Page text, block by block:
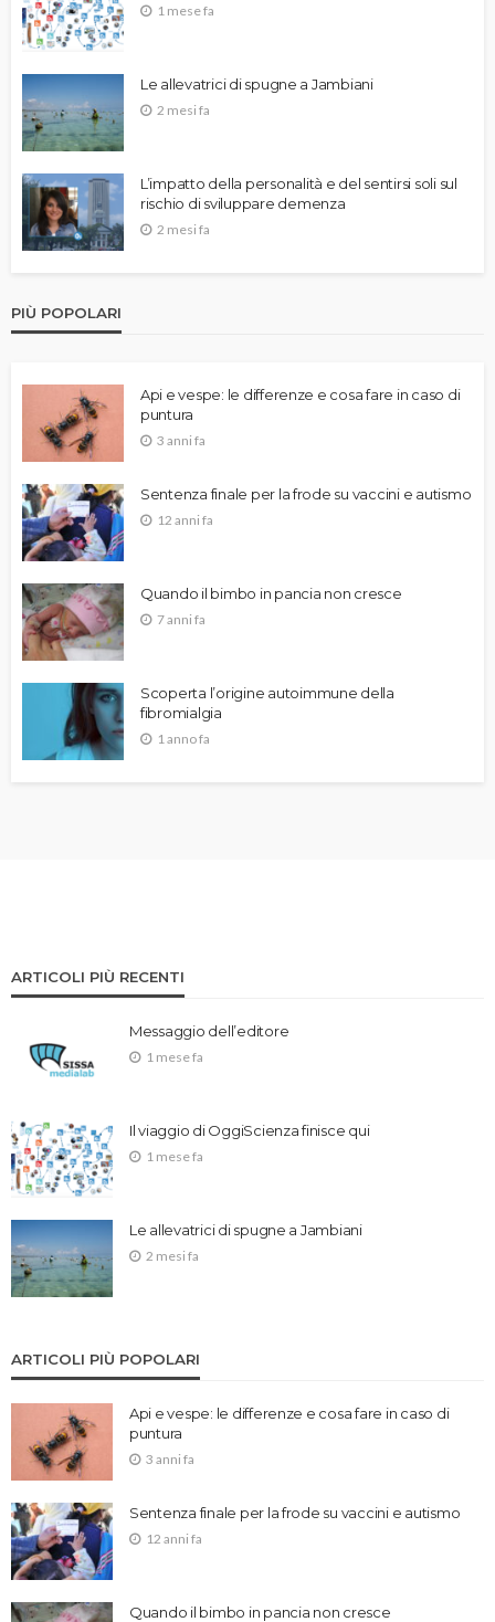
1 mese fa
Le allevatrici di spugne a Jambiani
2 mesi fa
L’impatto della personalità e del sentirsi soli sul
rischio di sviluppare demenza
2 mesi fa
PIÙ POPOLARI
Api e vespe: le differenze e cosa fare in caso di
puntura
3 anni fa
Sentenza finale per la frode su vaccini e autismo
12 anni fa
Quando il bimbo in pancia non cresce
7 anni fa
Scoperta l’origine autoimmune della
fibromialgia
1 anno fa
ARTICOLI PIÙ RECENTI
Messaggio dell’editore
1 mese fa
Il viaggio di OggiScienza finisce qui
1 mese fa
Le allevatrici di spugne a Jambiani
2 mesi fa
ARTICOLI PIÙ POPOLARI
Api e vespe: le differenze e cosa fare in caso di
puntura
3 anni fa
Sentenza finale per la frode su vaccini e autismo
12 anni fa
Quando il bimbo in pancia non cresce